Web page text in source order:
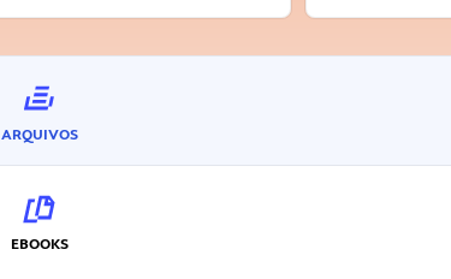
ARQUIVOS
EBOOKS